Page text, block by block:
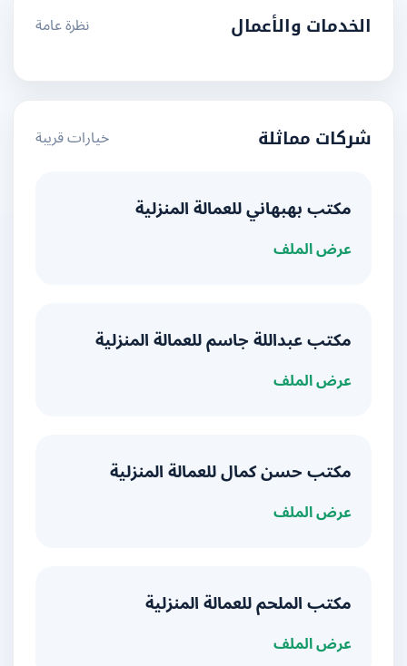
الخدمات والأعمال نظرة عامة
شركات مماثلة خيارات قريبة
مكتب بهبهاني للعمالة المنزلية
عرض الملف
مكتب عبداللة جاسم للعمالة المنزلية
عرض الملف
مكتب حسن كمال للعمالة المنزلية
عرض الملف
مكتب الملحم للعمالة المنزلية
عرض الملف